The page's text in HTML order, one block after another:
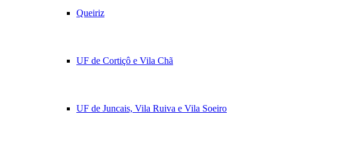
Queiriz
UF de Cortiçô e Vila Chã
UF de Juncais, Vila Ruiva e Vila Soeiro